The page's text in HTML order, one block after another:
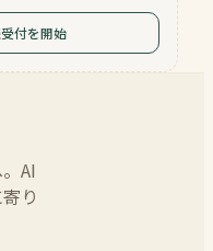
付を開始
AI
り